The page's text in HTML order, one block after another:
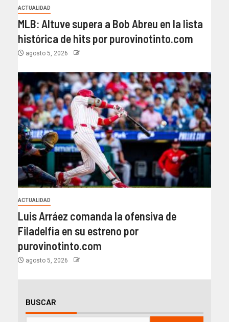
ACTUALIDAD
MLB: Altuve supera a Bob Abreu en la lista
histórica de hits por purovinotinto.com
agosto 5, 2026
ACTUALIDAD
Luis Arráez comanda la ofensiva de
Filadelfia en su estreno por
purovinotinto.com
agosto 5, 2026
BUSCAR